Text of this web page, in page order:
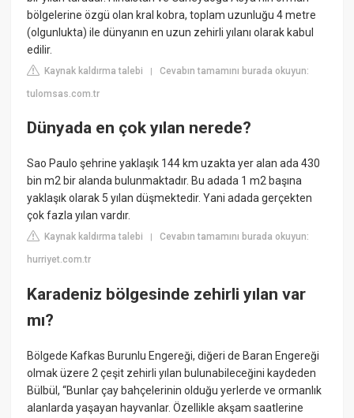
bölgelerine özgü olan kral kobra, toplam uzunluğu 4 metre
(olgunlukta) ile dünyanın en uzun zehirli yılanı olarak kabul
edilir.
Kaynak kaldırma talebi |Cevabın tamamını burada okuyun:
tulomsas.com.tr
Dünyada en çok yılan nerede?
Sao Paulo şehrine yaklaşık 144 km uzakta yer alan ada 430
bin m2 bir alanda bulunmaktadır. Bu adada 1 m2 başına
yaklaşık olarak 5 yılan düşmektedir. Yani adada gerçekten
çok fazla yılan vardır.
Kaynak kaldırma talebi |Cevabın tamamını burada okuyun:
hurriyet.com.tr
Karadeniz bölgesinde zehirli yılan var
mı?
Bölgede Kafkas Burunlu Engereği, diğeri de Baran Engereği
olmak üzere 2 çeşit zehirli yılan bulunabileceğini kaydeden
Bülbül, “Bunlar çay bahçelerinin olduğu yerlerde ve ormanlık
alanlarda yaşayan hayvanlar. Özellikle akşam saatlerine